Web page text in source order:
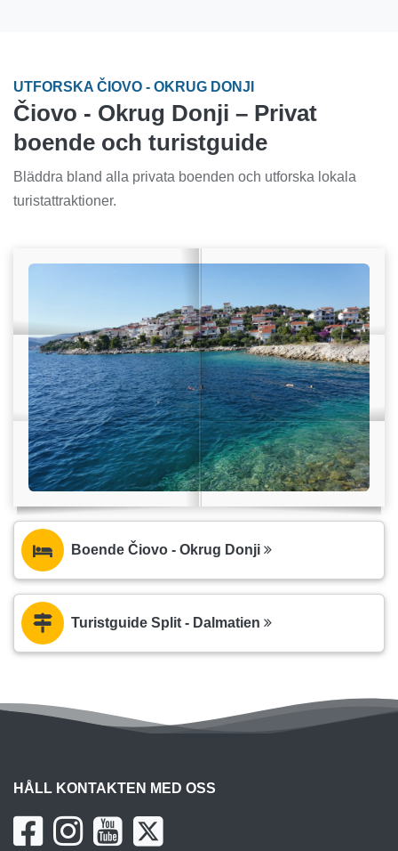
UTFORSKA ČIOVO - OKRUG DONJI
Čiovo - Okrug Donji – Privat
boende och turistguide
Bläddra bland alla privata boenden och utforska lokala
turistattraktioner.
Boende Čiovo - Okrug Donji
Turistguide Split - Dalmatien
HÅLL KONTAKTEN MED OSS